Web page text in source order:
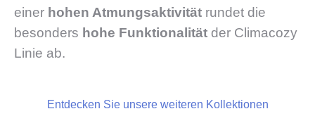
einer hohen Atmungsaktivität rundet die
besonders hohe Funktionalität der Climacozy
Linie ab.
Entdecken Sie unsere weiteren Kollektionen